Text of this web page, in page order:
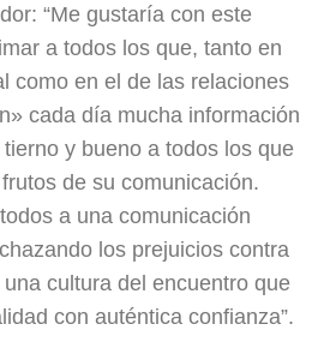
“Me gustaría con este
a todos los que, tanto en
como en el de las relaciones
cada día mucha información
y bueno a todos los que
de su comunicación.
a una comunicación
los prejuicios contra
cultura del encuentro que
con auténtica confianza”.